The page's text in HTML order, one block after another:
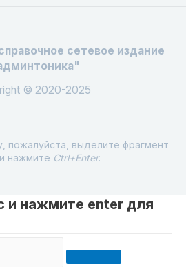
сетевое издание
© 2020-2025
пожалуйста, выделите фрагмент
нажмите Ctrl+Enter.
и нажмите enter для